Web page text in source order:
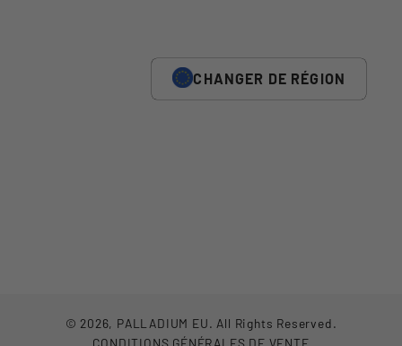
CHANGER DE RÉGION
© 2026, PALLADIUM EU.All Rights Reserved.